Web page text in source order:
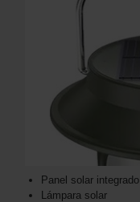
Panel solar integrado
Lámpara solar